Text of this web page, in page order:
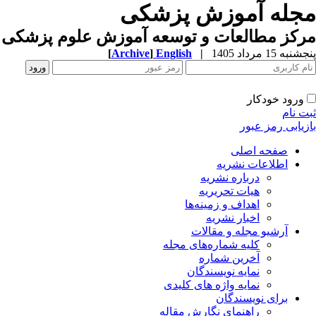
مجله آموزش پزشکی
مرکز مطالعات و توسعه آموزش علوم پزشکی
پنجشنبه 15 مرداد 1405 |
English
[Archive]
ورود خودکار
ثبت نام
بازیابی رمز عبور
صفحه اصلی
اطلاعات نشریه
درباره نشریه
هیات تحریریه
اهداف و زمینه‌ها
اخبار نشریه
آرشیو مجله و مقالات
کلیه شماره‌های مجله
آخرین شماره
نمایه نویسندگان
نمایه واژه های کلیدی
برای نویسندگان
راهنمای نگارش مقاله